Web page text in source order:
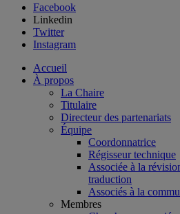
Facebook
Linkedin
Twitter
Instagram
Accueil
À propos
La Chaire
Titulaire
Directeur des partenariats
Équipe
Coordonnatrice
Régisseur technique
Associée à la
traduction
Associés à la
Membres